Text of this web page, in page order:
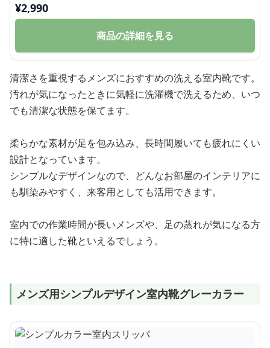
¥2,990
商品の詳細を見る
清潔さを重視するメンズにおすすめの洗える室内靴です。
汚れが気になったときに気軽に洗濯機で洗えるため、いつ
でも清潔な状態を保てます。
柔らかな素材が足を包み込み、長時間履いても疲れにくい
設計となっています。
シンプルなデザインなので、どんなお部屋のインテリアに
も馴染みやすく、来客用としても活用できます。
室内での作業時間が長いメンズや、足の蒸れが気になる方
に特に適した靴といえるでしょう。
メンズ用シンプルデザイン室内靴グレーカラー